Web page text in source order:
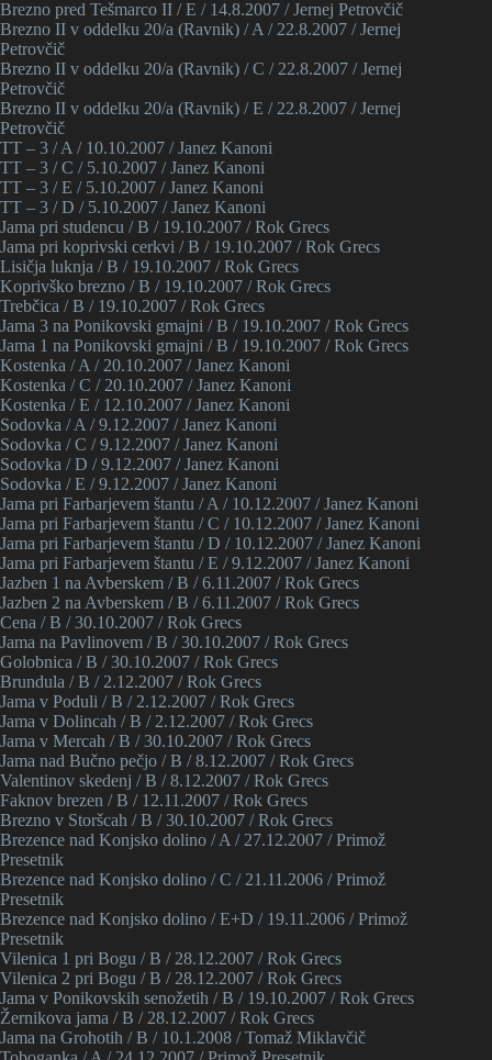
Brezno pred Tešmarco II / E / 14.8.2007 / Jernej Petrovčič
Brezno II v oddelku 20/a (Ravnik) / A / 22.8.2007 / Jernej
Petrovčič
Brezno II v oddelku 20/a (Ravnik) / C / 22.8.2007 / Jernej
Petrovčič
Brezno II v oddelku 20/a (Ravnik) / E / 22.8.2007 / Jernej
Petrovčič
TT – 3 / A / 10.10.2007 / Janez Kanoni
TT – 3 / C / 5.10.2007 / Janez Kanoni
TT – 3 / E / 5.10.2007 / Janez Kanoni
TT – 3 / D / 5.10.2007 / Janez Kanoni
Jama pri studencu / B / 19.10.2007 / Rok Grecs
Jama pri koprivski cerkvi / B / 19.10.2007 / Rok Grecs
Lisičja luknja / B / 19.10.2007 / Rok Grecs
Koprivško brezno / B / 19.10.2007 / Rok Grecs
Trebčica / B / 19.10.2007 / Rok Grecs
Jama 3 na Ponikovski gmajni / B / 19.10.2007 / Rok Grecs
Jama 1 na Ponikovski gmajni / B / 19.10.2007 / Rok Grecs
Kostenka / A / 20.10.2007 / Janez Kanoni
Kostenka / C / 20.10.2007 / Janez Kanoni
Kostenka / E / 12.10.2007 / Janez Kanoni
Sodovka / A / 9.12.2007 / Janez Kanoni
Sodovka / C / 9.12.2007 / Janez Kanoni
Sodovka / D / 9.12.2007 / Janez Kanoni
Sodovka / E / 9.12.2007 / Janez Kanoni
Jama pri Farbarjevem štantu / A / 10.12.2007 / Janez Kanoni
Jama pri Farbarjevem štantu / C / 10.12.2007 / Janez Kanoni
Jama pri Farbarjevem štantu / D / 10.12.2007 / Janez Kanoni
Jama pri Farbarjevem štantu / E / 9.12.2007 / Janez Kanoni
Jazben 1 na Avberskem / B / 6.11.2007 / Rok Grecs
Jazben 2 na Avberskem / B / 6.11.2007 / Rok Grecs
Cena / B / 30.10.2007 / Rok Grecs
Jama na Pavlinovem / B / 30.10.2007 / Rok Grecs
Golobnica / B / 30.10.2007 / Rok Grecs
Brundula / B / 2.12.2007 / Rok Grecs
Jama v Poduli / B / 2.12.2007 / Rok Grecs
Jama v Dolincah / B / 2.12.2007 / Rok Grecs
Jama v Mercah / B / 30.10.2007 / Rok Grecs
Jama nad Bučno pečjo / B / 8.12.2007 / Rok Grecs
Valentinov skedenj / B / 8.12.2007 / Rok Grecs
Faknov brezen / B / 12.11.2007 / Rok Grecs
Brezno v Storšcah / B / 30.10.2007 / Rok Grecs
Brezence nad Konjsko dolino / A / 27.12.2007 / Primož
Presetnik
Brezence nad Konjsko dolino / C / 21.11.2006 / Primož
Presetnik
Brezence nad Konjsko dolino / E+D / 19.11.2006 / Primož
Presetnik
Vilenica 1 pri Bogu / B / 28.12.2007 / Rok Grecs
Vilenica 2 pri Bogu / B / 28.12.2007 / Rok Grecs
Jama v Ponikovskih senožetih / B / 19.10.2007 / Rok Grecs
Žernikova jama / B / 28.12.2007 / Rok Grecs
Jama na Grohotih / B / 10.1.2008 / Tomaž Miklavčič